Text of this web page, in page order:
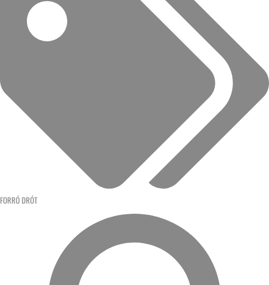
FORRÓ DRÓT